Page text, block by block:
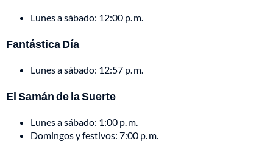
Lunes a sábado: 12:00 p. m.
Fantástica Día
Lunes a sábado: 12:57 p. m.
El Samán de la Suerte
Lunes a sábado: 1:00 p. m.
Domingos y festivos: 7:00 p. m.